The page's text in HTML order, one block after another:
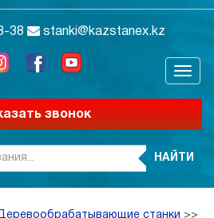
38 stanki@kazstanex.kz
звонок
НАЙТИ
станки >>